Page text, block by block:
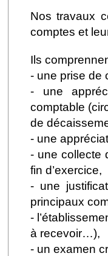
Nos travaux
comptes et
Ils
- une prise de
- une
comptable
de
- une
- une collecte
fin d’exercice,
- une
principaux
-
à recevoir…),
- un examen